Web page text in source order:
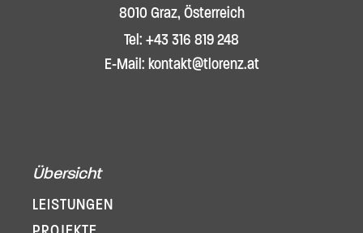
8010 Graz, Österreich
Tel: +43 316 819 248
E-Mail: kontakt@tlorenz.at
Übersicht
LEISTUNGEN